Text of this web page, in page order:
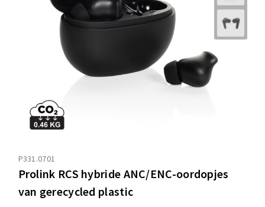
P331.0701
Prolink RCS hybride ANC/ENC-oordopjes
van gerecycled plastic